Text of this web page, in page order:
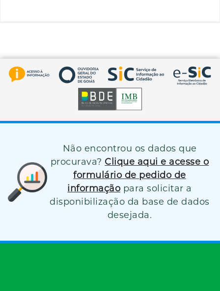
Não encontrou os dados que
procurava? Clique aqui e acesse o
formulário de pedido de
informação para solicitar a
disponibilização da base de dados
desejada.